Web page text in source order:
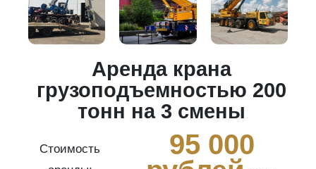
Аренда крана
грузоподъемностью 200
тонн на 3 смены
Стоимость
95 000